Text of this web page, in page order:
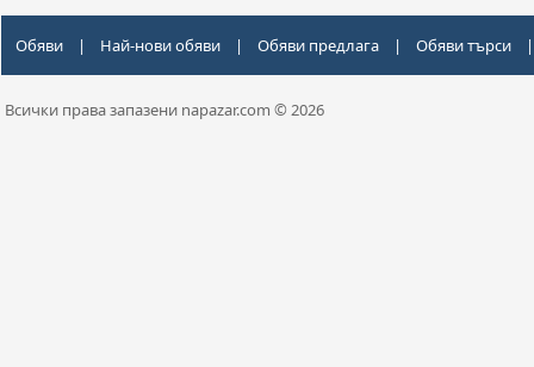
Обяви | Най-нови обяви | Обяви предлага | Обяви търси |
Всички права запазени napazar.com © 2026